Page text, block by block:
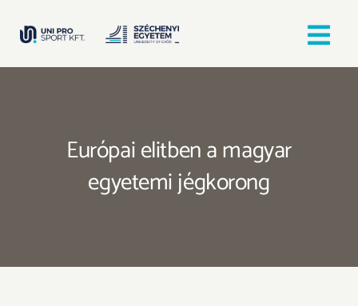
Egyesületek
Hírek, bejegyzések
Európai elitben a magyar
egyetemi jégkorong